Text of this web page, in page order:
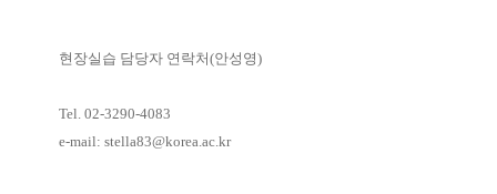
현장실습 담당자 연락처(안성영)
Tel. 02-3290-4083
e-mail: stella83@korea.ac.kr